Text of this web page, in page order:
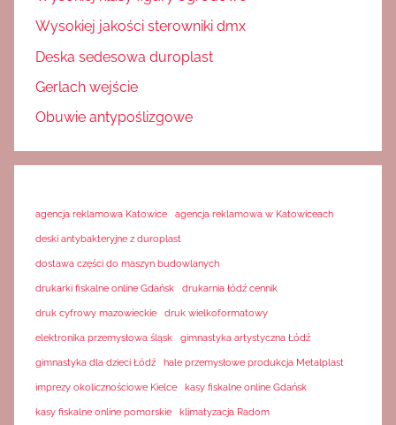
Wysokiej jakości sterowniki dmx
Deska sedesowa duroplast
Gerlach wejście
Obuwie antypoślizgowe
agencja reklamowa Katowice agencja reklamowa w Katowiceach
deski antybakteryjne z duroplast
dostawa części do maszyn budowlanych
drukarki fiskalne online Gdańsk drukarnia łódź cennik
druk cyfrowy mazowieckie druk wielkoformatowy
elektronika przemysłowa śląsk gimnastyka artystyczna Łódź
gimnastyka dla dzieci Łódź hale przemysłowe produkcja Metalplast
imprezy okolicznościowe Kielce kasy fiskalne online Gdańsk
kasy fiskalne online pomorskie klimatyzacja Radom